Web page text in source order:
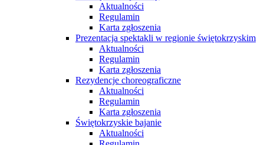
Aktualności
Regulamin
Karta zgłoszenia
Prezentacja spektakli w regionie świętokrzyskim
Aktualności
Regulamin
Karta zgłoszenia
Rezydencje choreograficzne
Aktualności
Regulamin
Karta zgłoszenia
Świętokrzyskie bajanie
Aktualności